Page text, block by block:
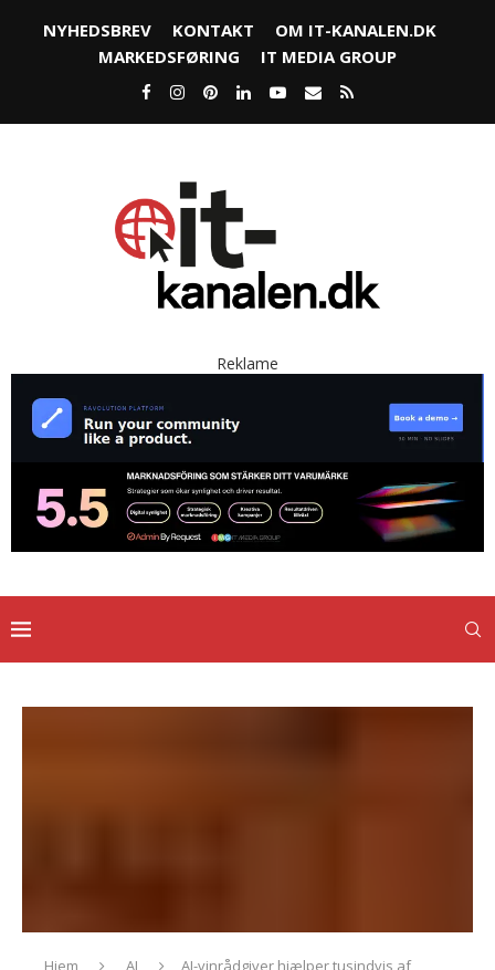
NYHEDSBREV KONTAKT
OM IT-KANALEN.DK
MARKEDSFØRING
IT MEDIA GROUP
Reklame
Hjem AI
AI-vinrådgiver hjælper tusindvis af